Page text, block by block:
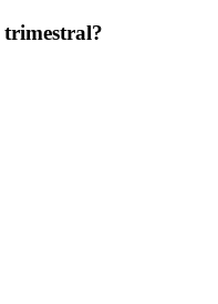
trimestral?